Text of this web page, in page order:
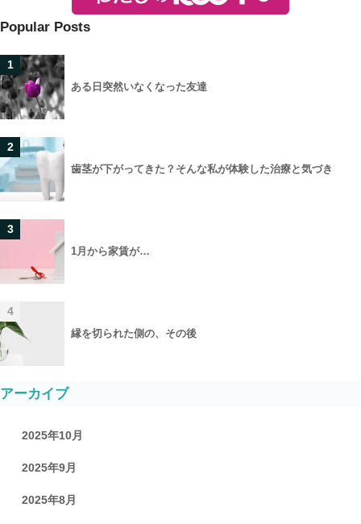
Popular Posts
1
ある日突然いなくなった友達
2
歯茎が下がってきた？そんな私が体験した治療と気づき
3
1月から家賃が…
4
縁を切られた側の、その後
アーカイブ
2025年10月
2025年9月
2025年8月